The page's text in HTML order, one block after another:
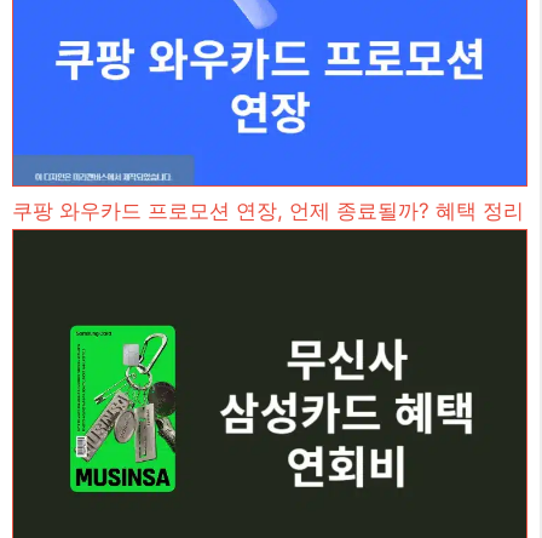
쿠팡 와우카드 프로모션 연장, 언제 종료될까? 혜택 정리